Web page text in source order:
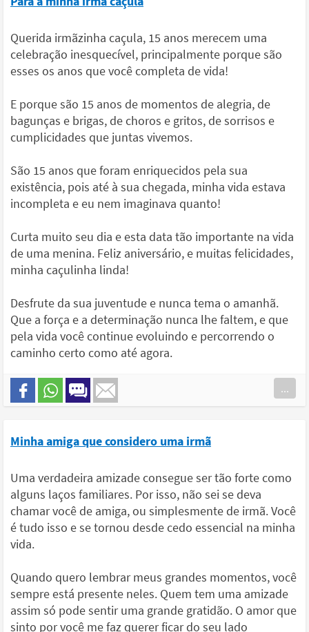
Querida irmãzinha caçula, 15 anos merecem uma
celebração inesquecível, principalmente porque são
esses os anos que você completa de vida!
E porque são 15 anos de momentos de alegria, de
bagunças e brigas, de choros e gritos, de sorrisos e
cumplicidades que juntas vivemos.
São 15 anos que foram enriquecidos pela sua
existência, pois até à sua chegada, minha vida estava
incompleta e eu nem imaginava quanto!
Curta muito seu dia e esta data tão importante na vida
de uma menina. Feliz aniversário, e muitas felicidades,
minha caçulinha linda!
Desfrute da sua juventude e nunca tema o amanhã.
Que a força e a determinação nunca lhe faltem, e que
pela vida você continue evoluindo e percorrendo o
caminho certo como até agora.
...
Minha amiga que considero uma irmã
Uma verdadeira amizade consegue ser tão forte como
alguns laços familiares. Por isso, não sei se deva
chamar você de amiga, ou simplesmente de irmã. Você
é tudo isso e se tornou desde cedo essencial na minha
vida.
Quando quero lembrar meus grandes momentos, você
sempre está presente neles. Quem tem uma amizade
assim só pode sentir uma grande gratidão. O amor que
sinto por você me faz querer ficar do seu lado